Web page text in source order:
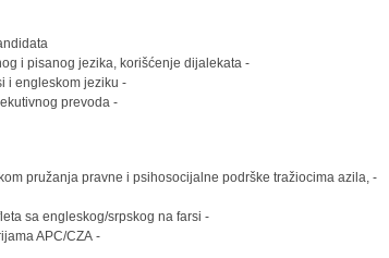
- Aktivno korišćenje govornog i pisanog jezika, korišćenje dijalekata
- Jezička pismenost na farsi i engleskom jeziku
- Veština simultanog i konsekutivnog prevoda
pružanja pravne i psihosocijalne podrške tražiocima azila,
- Prevođenje materijala i lifleta sa engleskog/srpskog na farsi
- Rad u eksternim kancelarijama APC/CZA